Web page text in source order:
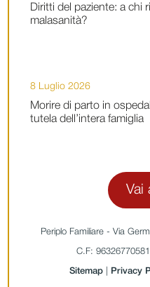
Diritti del paziente: a chi
malasanità?
Morire di parto in
tutela dell’intera famiglia
8 Luglio 2026
Vai
Periplo Familiare - Via
C.F:
Sitemap| Privacy